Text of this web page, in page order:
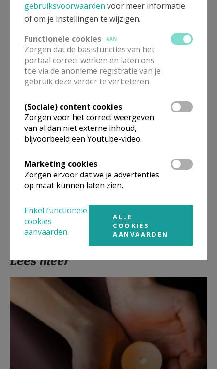
Gepubliceerd door
Pastorale Eenheid Heilige Maria
Meer
Artikel
Deel dit artikel
Lees meer
gebruiksvoorwaarden voor meer informatie
of om je instellingen te wijzigen.
Functionele cookies
AAN
Zorgen dat de basisfuncties van het
portaal correct werken en laten ons
toe via de anonieme registratie van je
gebruik deze verder te verbeteren.
(Sociale) content cookies
Zorgen voor het correct weergeven
van al dan niet externe inhoud,
bijvoorbeeld een Youtube-video.
Marketing cookies
Zorgen ervoor dat we je advertenties
op maat kunnen laten zien.
Enkel functionele
cookies
aanvaarden
ALLE
COOKIES
AANVAARDEN